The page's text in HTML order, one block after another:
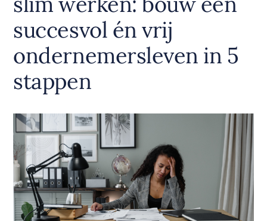
succesvol én vrij
ondernemersleven in 5
stappen